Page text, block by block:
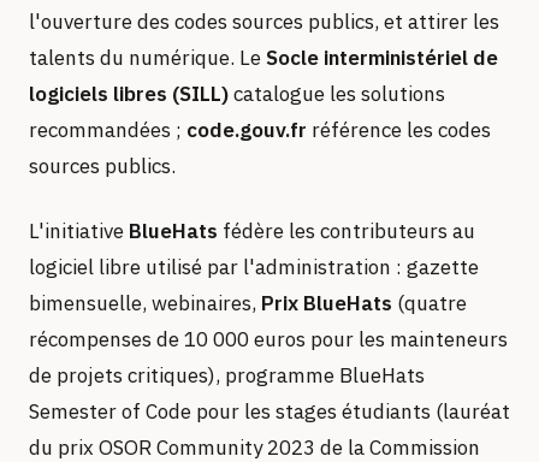
l'ouverture des codes sources publics, et attirer les
talents du numérique. LeSocle interministériel de
logiciels libres (SILL)catalogue les solutions
recommandées ; code.gouv.fr référence les codes
sources publics.
L'initiative BlueHats fédère les contributeurs au
logiciel libre utilisé par l'administration : gazette
bimensuelle, webinaires, Prix BlueHats (quatre
récompenses de 10 000 euros pour les mainteneurs
de projets critiques), programme BlueHats
Semester of Code pour les stages étudiants (lauréat
du prix OSOR Community 2023 de la Commission